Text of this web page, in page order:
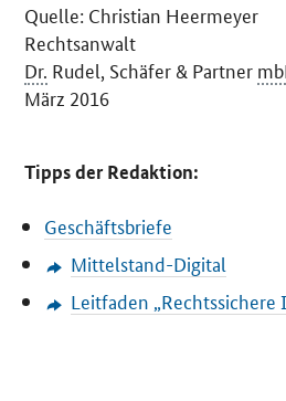
Quelle: Christian Heermeyer
Rechtsanwalt
Dr. Rudel, Schäfer & Partner
März 2016
Tipps der Redaktion:
Geschäftsbriefe
Mittelstand-Digital
Leitfaden